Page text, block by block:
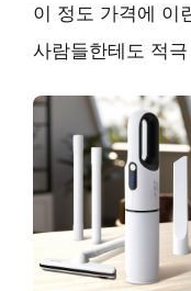
이 정도 가격에 이
사람들한테도 적